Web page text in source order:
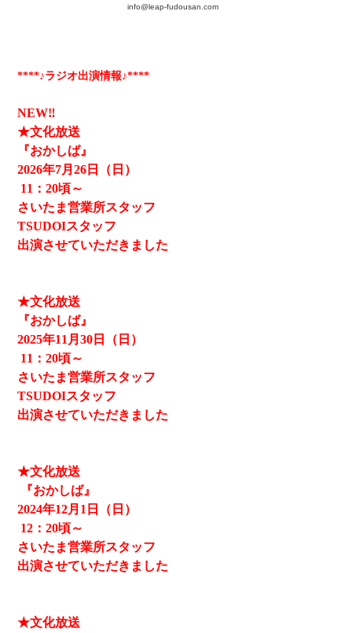
info@leap-fudousan.com
****♪ラジオ出演情報♪****
NEW‼
★文化放送
『おかしば』
2026年7月26日（日）
11 ：20頃～
さいたま営業所スタッフ
TSUDOIスタッフ
出演させていただきました
★文化放送
『おかしば』
2025年11月30日（日）
11 ：20頃～
さいたま営業所スタッフ
TSUDOIスタッフ
出演させていただきました
★文化放送
『おかしば』
2024年12月1日（日）
12 ：20頃～
さいたま営業所スタッフ
出演させていただきました
★文化放送